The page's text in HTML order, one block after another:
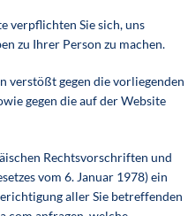
verpflichten Sie sich, uns
zu Ihrer Person zu machen.
verstößt gegen die vorliegenden
gegen die auf der Website
Rechtsvorschriften und
vom 6. Januar 1978) ein
aller Sie betreffenden